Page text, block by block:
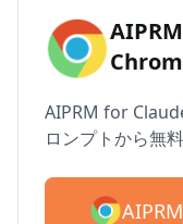
AIPRM for
ロンプトから無